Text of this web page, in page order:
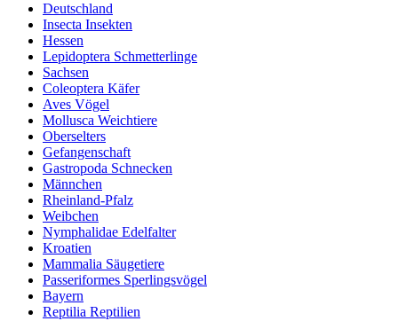
Deutschland
Insecta Insekten
Hessen
Lepidoptera Schmetterlinge
Sachsen
Coleoptera Käfer
Aves Vögel
Mollusca Weichtiere
Oberselters
Gefangenschaft
Gastropoda Schnecken
Männchen
Rheinland-Pfalz
Weibchen
Nymphalidae Edelfalter
Kroatien
Mammalia Säugetiere
Passeriformes Sperlingsvögel
Bayern
Reptilia Reptilien